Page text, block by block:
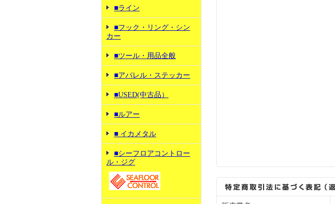
■ライン
■フック・リング・シン
カー
■ツール・用品全般
■アパレル・ステッカー
■USED(中古品）
■ルアー
■ イカメタル
■シーフロアコントロー
ル・ジグ